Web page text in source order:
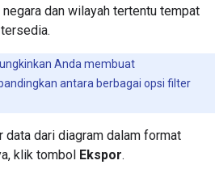
dan wilayah tertentu tempat
Anda membuat
antara berbagai opsi filter
data dari diagram dalam format
klik tombol Ekspor.